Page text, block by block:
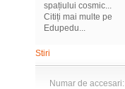
spațiului cosmic...
Citiți mai multe pe
Edupedu...
Stiri
Numar de accesari: